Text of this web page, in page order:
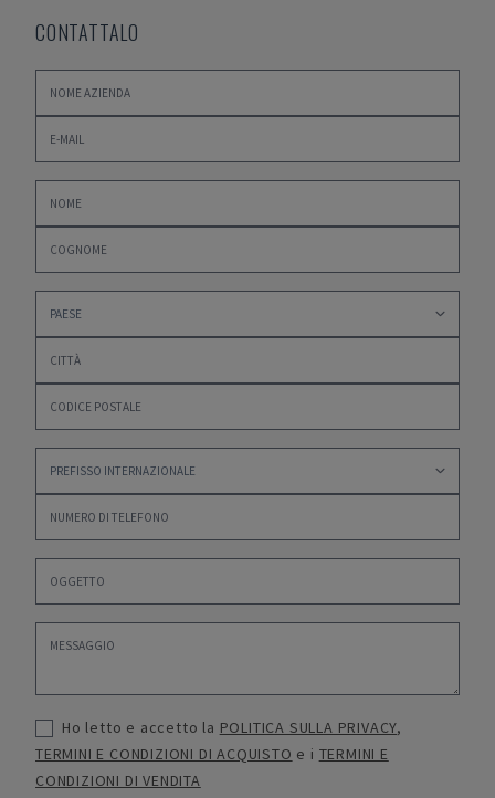
CONTATTALO
Ho letto e accetto la POLITICA SULLA PRIVACY,
TERMINI E CONDIZIONI DI ACQUISTO e i TERMINI E
CONDIZIONI DI VENDITA